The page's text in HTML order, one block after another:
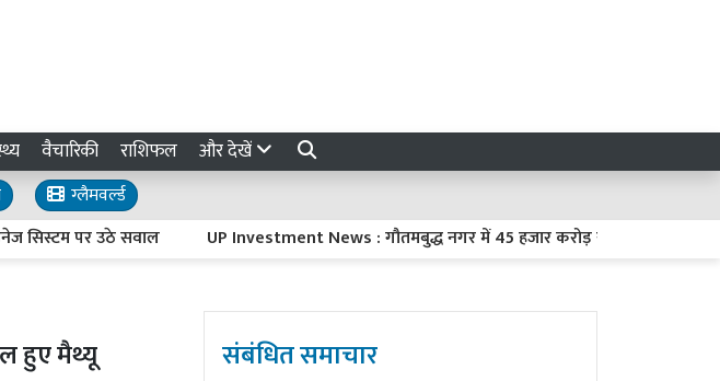
वैचारिकी राशिफल और देखें
ग्लैमवर्ल्ड
पर उठे सवाल UP Investment News : गौतमबुद्ध नगर में 45 हजार करोड़ रुपये का निवेश करेंगी 8
हुए मैथ्यू
संबंधित समाचार